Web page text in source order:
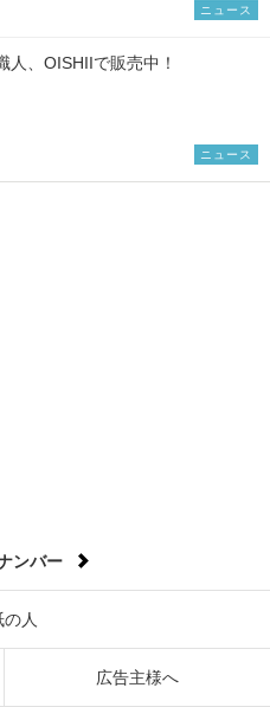
ニュース
人、OISHIIで販売中！
ニュース
ンバー
人
広告主様へ